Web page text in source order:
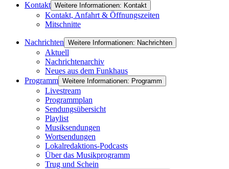
Kontakt Weitere Informationen: Kontakt
Kontakt, Anfahrt & Öffnungszeiten
Mitschnitte
Nachrichten Weitere Informationen: Nachrichten
Aktuell
Nachrichtenarchiv
Neues aus dem Funkhaus
Programm Weitere Informationen: Programm
Livestream
Programmplan
Sendungsübersicht
Playlist
Musiksendungen
Wortsendungen
Lokalredaktions-Podcasts
Über das Musikprogramm
Trug und Schein